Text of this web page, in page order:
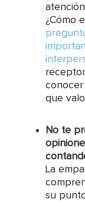
¿Cómo
conocer
que
No te
La
su